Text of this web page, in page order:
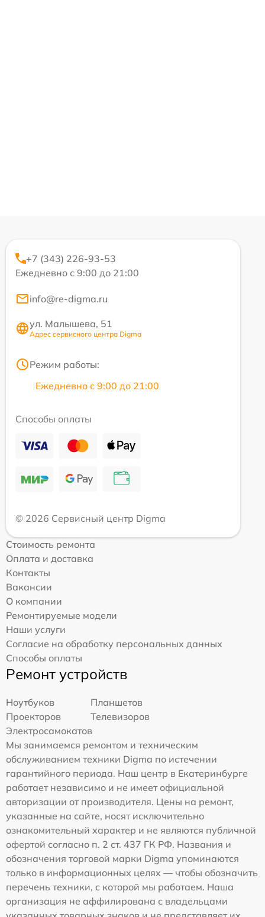
+7 (343) 226-93-53
Ежедневно с 9:00 до 21:00
info@re-digma.ru
ул. Малышева, 51
Адрес сервисного центра Digma
Режим работы:
Ежедневно с 9:00 до 21:00
Способы оплаты
© 2026 Сервисный центр Digma
Стоимость ремонта
Оплата и доставка
Контакты
Вакансии
О компании
Ремонтируемые модели
Наши услуги
Согласие на обработку персональных данных
Способы оплаты
Ремонт устройств
Ноутбуков
Планшетов
Проекторов
Телевизоров
Электросамокатов
Мы занимаемся ремонтом и техническим
обслуживанием техники Digma по истечении
гарантийного периода. Наш центр в Екатеринбурге
работает независимо и не имеет официальной
авторизации от производителя. Цены на ремонт,
указанные на сайте, носят исключительно
ознакомительный характер и не являются публичной
офертой согласно п. 2 ст. 437 ГК РФ. Названия и
обозначения торговой марки Digma упоминаются
только в информационных целях — чтобы обозначить
перечень техники, с которой мы работаем. Наша
организация не аффилирована с владельцами